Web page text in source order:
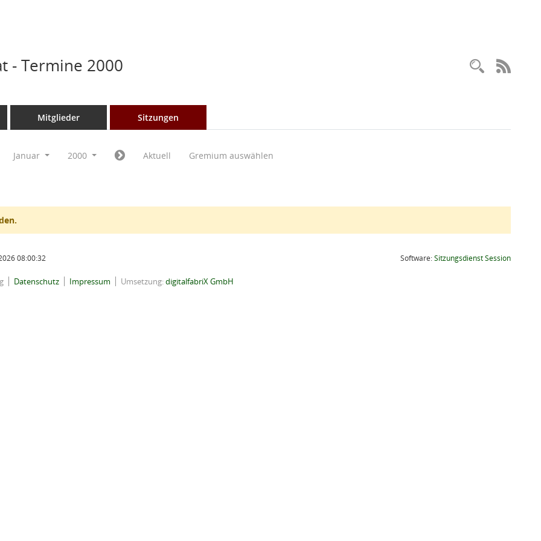
- Termine 2000
Mitglieder Sitzungen
Januar 2000 Aktuell Gremium auswählen
08:00:32 Software:SitzungsdienstSession(Wird in
Datenschutz Impressum Umsetzung:digitalfabriX GmbH